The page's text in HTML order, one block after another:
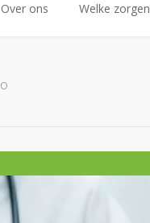
Over ons Welke zorgen